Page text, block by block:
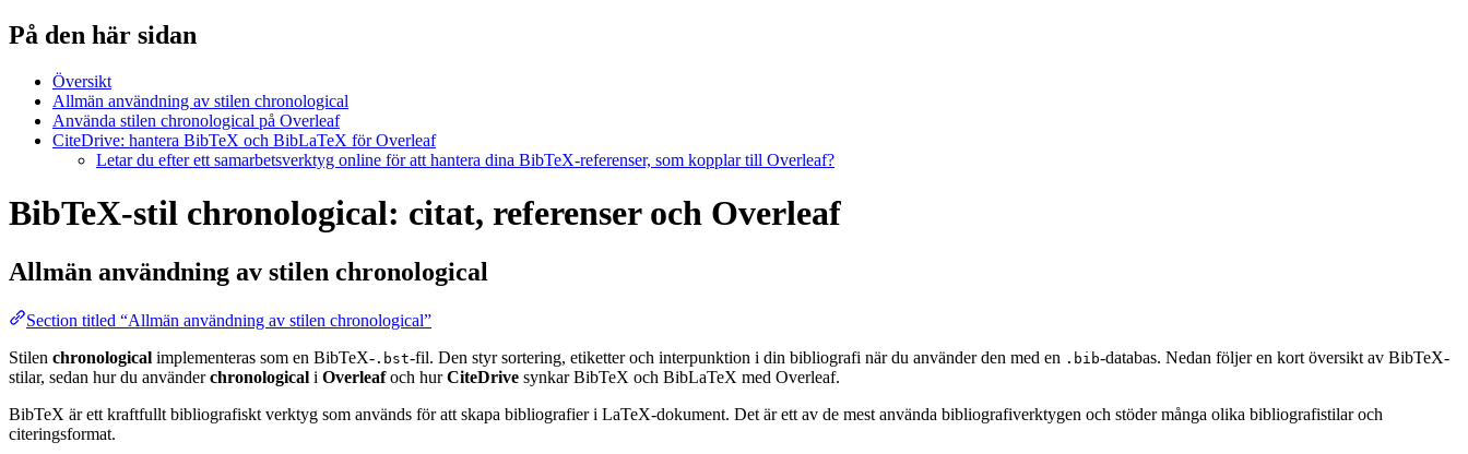
På den här sidan
Översikt
Allmän användning av stilen chronological
Använda stilen chronological på Overleaf
CiteDrive: hantera BibTeX och BibLaTeX för Overleaf
Letar du efter ett samarbetsverktyg online för att hantera dina BibTeX-referenser, som kopplar till Overleaf?
BibTeX-stil chronological: citat, referenser och Overleaf
Allmän användning av stilen chronological
Section titled “Allmän användning av stilen chronological”
Stilen chronological implementeras som en BibTeX- .bst-fil. Den styr sortering, etiketter och interpunktion i din bibliografi när du använder den med en .bib-databas. Nedan följer en kort översikt av BibTeX-
stilar, sedan hur du använderchronological i Overleafoch hurCiteDrive synkar BibTeX och BibLaTeX med Overleaf.
BibTeX är ett kraftfullt bibliografiskt verktyg som används för att skapa bibliografier i LaTeX-dokument. Det är ett av de mest använda bibliografiverktygen och stöder många olika bibliografistilar och
citeringsformat.